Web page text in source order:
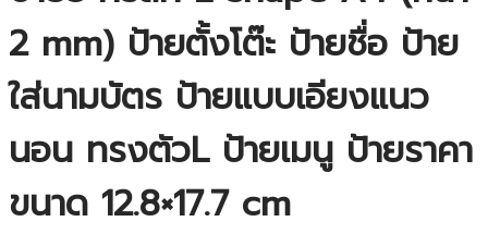
2 mm) ป้ายตั้งโต๊ะ ป้ายชื่อ ป้าย
ใส่นามบัตร ป้ายแบบเอียงแนว
นอน ทรงตัวL ป้ายเมนู ป้ายราคา
ขนาด 12.8×17.7 cm